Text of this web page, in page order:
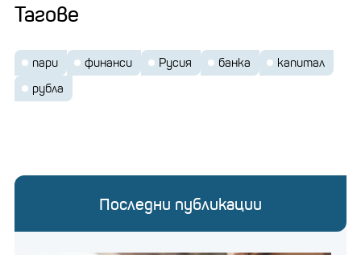
Тагове
пари финанси Русия банка
капитал
рубла
Последни публикации